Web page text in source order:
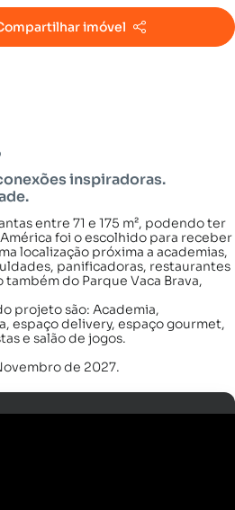
imóvel
inspiradoras.
entre 71 e 175 m², podendo ter
foi o escolhido para receber
localização próxima a academias,
panificadoras, restaurantes
do Parque Vaca Brava,
projeto são: Academia,
espaço delivery, espaço gourmet,
e salão de jogos.
de 2027.